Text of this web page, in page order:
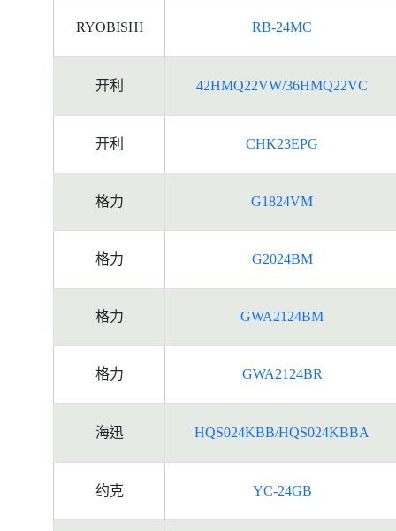
RYOBISHI RB-24MC
开利 42HMQ22VW/36HMQ22VC
开利 CHK23EPG
格力 G1824VM
格力 G2024BM
格力 GWA2124BM
格力 GWA2124BR
海迅 HQS024KBB/HQS024KBBA
约克 YC-24GB